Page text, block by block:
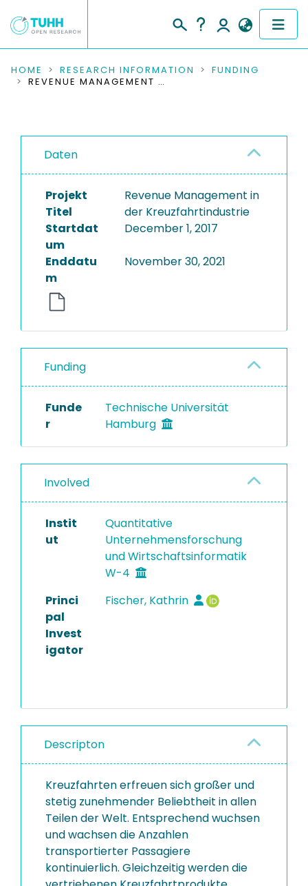
COMMUNITIES & COLLECTIONS
RESEARCH DATA
INSTITUTIONS
PROJECTS
HOME RESEARCH INFORMATION
FUNDING
REVENUE MANAGEMENT IN DER KREUZFAHRTINDUSTRIE
Daten
Projekt
Titel
Revenue Management in
der Kreuzfahrtindustrie
Startdat
um
December 1, 2017
Enddatu
m
November 30, 2021
Funding
Funde
r
Technische Universität
Hamburg
Involved
Instit
ut
Quantitative
Unternehmensforschung
und Wirtschaftsinformatik
W-4
Princi
pal
Invest
igator
Fischer, Kathrin
Descripton
Kreuzfahrten erfreuen sich großer und
stetig zunehmender Beliebtheit in allen
Teilen der Welt. Entsprechend wuchsen
und wachsen die Anzahlen
transportierter Passagiere
kontinuierlich. Gleichzeitig werden die